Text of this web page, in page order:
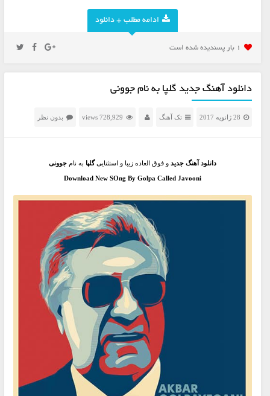
ادامه مطلب + دانلود
1 بار پسنديده شده است
دانلود آهنگ جدید گلپا به نام جوونی
28 ژانویه 2017 تک آهنگ 728,929 views بدون نظر
دانلود آهنگ جدیدو فوق العاده زیبا و استثناییگلپا به نام جوونی
Download New SOng By Golpa Called Javooni